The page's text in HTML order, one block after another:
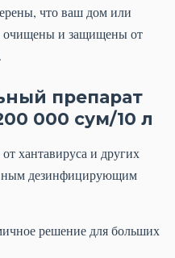
что ваш дом или
очищены и защищены от
препарат
000 сум/10 л
хантавируса и других
дезинфицирующим
решение для больших